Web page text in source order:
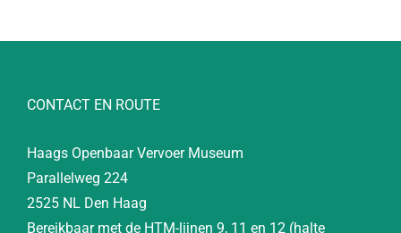
CONTACT EN ROUTE
Haags Openbaar Vervoer Museum
Parallelweg 224
2525 NL Den Haag
Bereikbaar met de HTM-lijnen 9, 11 en 12 (halte